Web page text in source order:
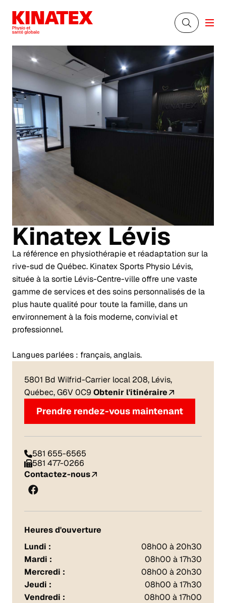
KinatexLévis
La référence en physiothérapie et réadaptation sur la
rive-sud de Québec. Kinatex Sports Physio Lévis,
située à la sortie Lévis-Centre-ville offre une vaste
gamme de services et des soins personnalisés de la
plus haute qualité pour toute la famille, dans un
environnement à la fois moderne, convivial et
professionnel.
Langues parlées : français, anglais.
5801 Bd Wilfrid-Carrier local 208, Lévis,
Québec, G6V 0C9 Obtenir l'itinéraire
Prendre rendez-vous maintenant
581 655-6565
581 477-0266
Contactez-nous
Heures d'ouverture
Lundi :
08h00 à 20h30
Mardi :
08h00 à 17h30
Mercredi :
08h00 à 20h30
Jeudi :
08h00 à 17h30
Vendredi :
08h00 à 17h00